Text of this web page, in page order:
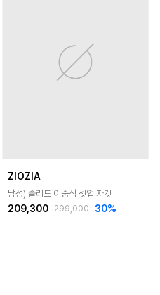
ZIOZIA
남성) 솔리드 이중직 셋업 자켓
209,300 299,000 30%